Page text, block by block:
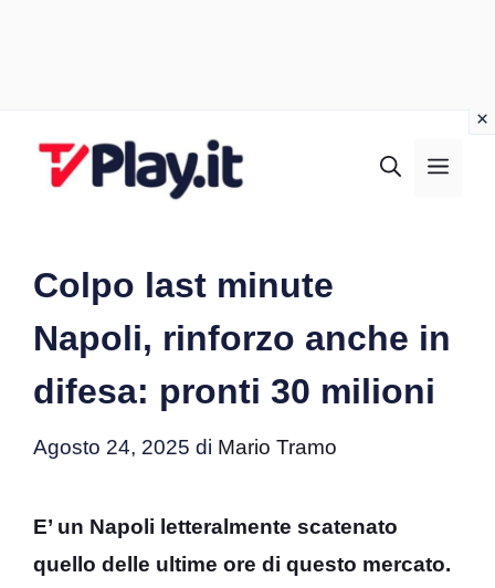
Colpo last minute
Napoli, rinforzo anche in
difesa: pronti 30 milioni
Agosto 24, 2025 di Mario Tramo
E’ un Napoli letteralmente scatenato
quello delle ultime ore di questo mercato.